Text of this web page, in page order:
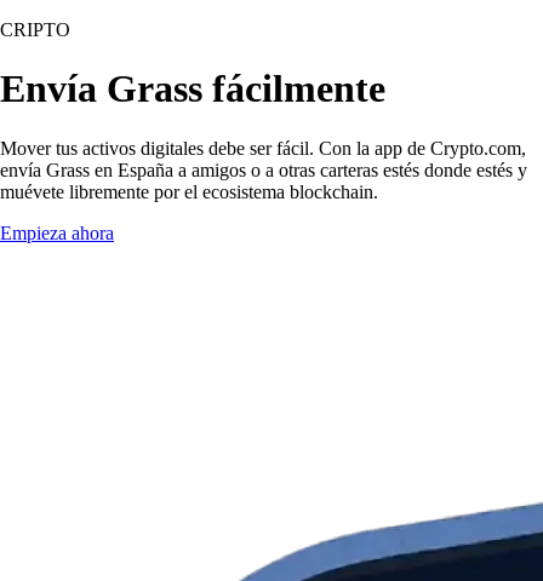
CRIPTO
Envía Grass fácilmente
Mover tus activos digitales debe ser fácil. Con la app de Crypto.com,
envía Grass en España a amigos o a otras carteras estés donde estés y
muévete libremente por el ecosistema blockchain.
Empieza ahora